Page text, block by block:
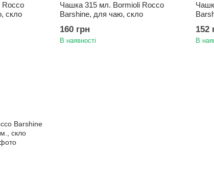
Rocco
скло
Чашка 315 мл. Bormioli Rocco
Barshine, для чаю, скло
160 грн
В наявності
152
В